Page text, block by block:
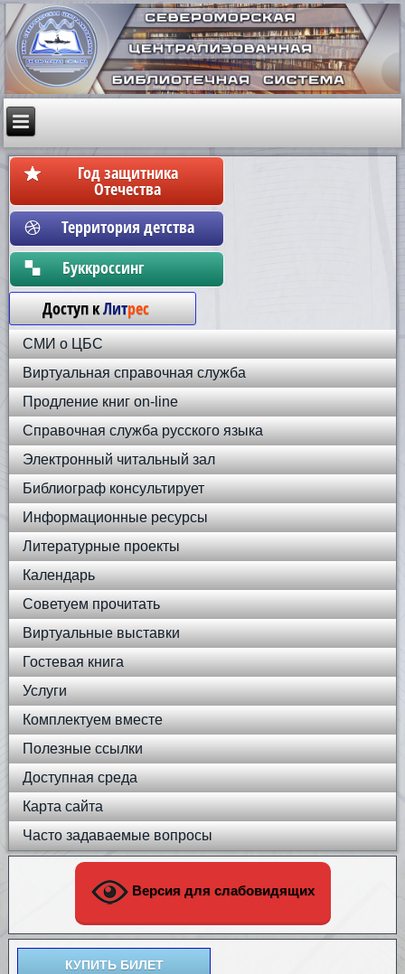
Год защитника
Отечества
Территория детства
Бyккpoccинг
Доступ кЛитрес
СМИ о ЦБС
Виртуальная справочная служба
Продление книг on-line
Справочная служба русского языка
Электронный читальный зал
Библиограф консультирует
Информационные ресурсы
Литературные проекты
Календарь
Советуем прочитать
Виртуальные выставки
Гостевая книга
Услуги
Комплектуем вместе
Полезные ссылки
Доступная среда
Карта сайта
Часто задаваемые вопросы
Версия для слабовидящих
КУПИТЬ БИЛЕТ